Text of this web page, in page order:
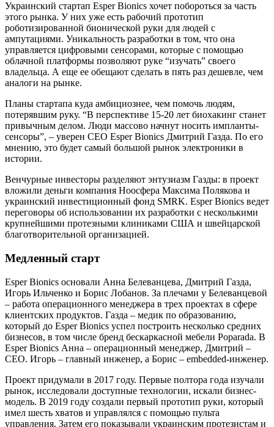
Украинский стартап Esper Bionics хочет побороться за часть
этого рынка. У них уже есть рабочий прототип
роботизированной бионической руки для людей с
ампутациями. Уникальность разработки в том, что она
управляется цифровыми сенсорами, которые с помощью
облачной платформы позволяют руке “изучать” своего
владельца. А еще ее обещают сделать в пять раз дешевле, чем
аналоги на рынке.
Планы стартапа куда амбициознее, чем помочь людям,
потерявшим руку. “В перспективе 15-20 лет биохакинг станет
привычным делом. Люди массово начнут носить импланты-
сенсоры”, – уверен СЕО Esper Bionics Дмитрий Газда. По его
мнению, это будет самый большой рынок электроники в
истории.
Венчурные инвесторы разделяют энтузиазм Газды: в проект
вложили деньги компания Ноосфера Максима Полякова и
украинский инвестиционный фонд SMRK. Esper Bionics ведет
переговоры об использовании их разработки с несколькими
крупнейшими протезными клиниками США и швейцарской
благотворительной организацией.
Медленный старт
Esper Bionics основали Анна Белеванцева, Дмитрий Газда,
Игорь Ильченко и Борис Лобанов. За плечами у Белеванцевой
– работа операционного менеджера в трех проектах в сфере
клиентских продуктов. Газда – медик по образованию,
который до Esper Bionics успел построить несколько средних
бизнесов, в том числе бренд бескаркасной мебели Poparada. В
Esper Bionics Анна – операционный менеджер, Дмитрий –
CEO. Игорь – главный инженер, а Борис – embedded-инженер.
Проект придумали в 2017 году. Первые полтора года изучали
рынок, исследовали доступные технологии, искали бизнес-
модель. В 2019 году создали первый прототип руки, который
имел шесть хватов и управлялся с помощью пульта
управления. Затем его показывали украинским протезистам и